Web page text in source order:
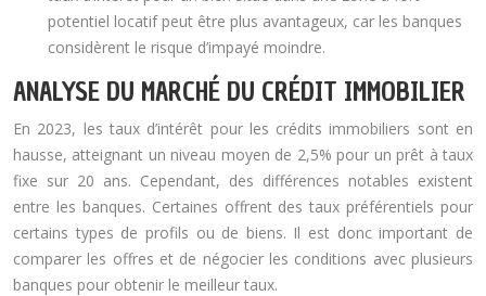
potentiel locatif peut être plus avantageux, car les banques
considèrent le risque d’impayé moindre.
ANALYSE DU MARCHÉ DU CRÉDIT IMMOBILIER
En 2023, les taux d’intérêt pour les crédits immobiliers sont en
hausse, atteignant un niveau moyen de 2,5% pour un prêt à taux
fixe sur 20 ans. Cependant, des différences notables existent
entre les banques. Certaines offrent des taux préférentiels pour
certains types de profils ou de biens. Il est donc important de
comparer les offres et de négocier les conditions avec plusieurs
banques pour obtenir le meilleur taux.